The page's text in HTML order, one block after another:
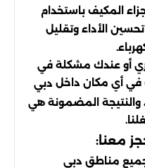
المكيف باستخدام
الأداء وتقليل
أو عندك مشكلة في
في أي مكان داخل دبي
والنتيجة المضمونة هي
معنا:
مناطق دبي